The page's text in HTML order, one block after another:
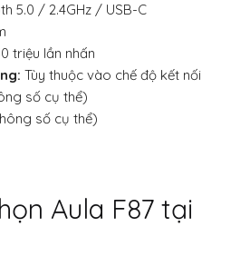
5.0 / 2.4GHz / USB-C
triệu lần nhấn
Tùy thuộc vào chế độ kết nối
số cụ thể)
số cụ thể)
Aula F87 tại